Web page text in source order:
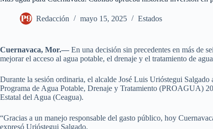
Redacción mayo 15, 2025 Estados
Cuernavaca, Mor.— En una decisión sin precedentes en más de
mejorar el acceso al agua potable, el drenaje y el tratamiento de
Durante la sesión ordinaria, el alcalde José Luis Urióstegui
Programa de Agua Potable, Drenaje y Tratamiento (PROAGUA)
Estatal del Agua (Ceagua).
“Gracias a un manejo responsable del gasto público, hoy
expresó Urióstegui Salgado.